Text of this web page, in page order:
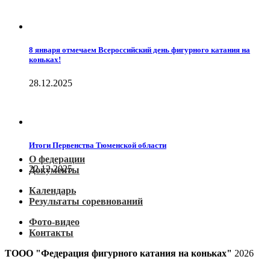
8 января отмечаем Всероссийский день фигурного катания на
коньках!
28.12.2025
Итоги Первенства Тюменской области
22.12.2025
О федерации
Документы
Календарь
Результаты соревнований
Фото-видео
Контакты
ТООО "Федерация фигурного катания на коньках" 2026